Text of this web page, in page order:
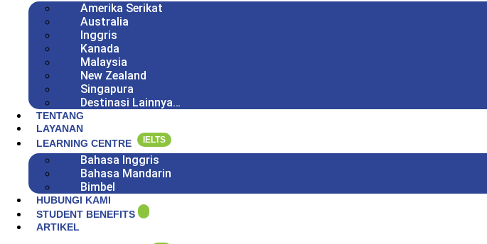
Amerika Serikat
Australia
Inggris
Kanada
Malaysia
New Zealand
Singapura
Destinasi Lainnya…
TENTANG
LAYANAN
LEARNING CENTRE
IELTS
Bahasa Inggris
Bahasa Mandarin
Bimbel
HUBUNGI KAMI
STUDENT BENEFITS
ARTIKEL